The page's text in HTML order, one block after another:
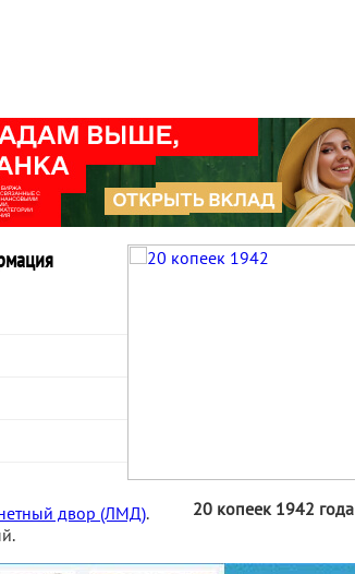
20 копеек 1942 года
двор (ЛМД).